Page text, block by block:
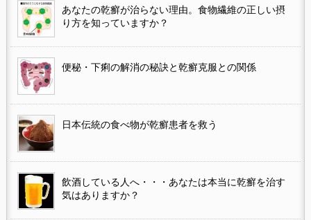
あなたの乾癬が治らない理由。食物繊維の正しい摂
り方を知っていますか？
便秘・下痢の解消の秘訣と乾癬克服との関係
日本伝統の食べ物が乾癬患者を救う
飲酒している人へ・・・あなたは本当に乾癬を治す
気はありますか？